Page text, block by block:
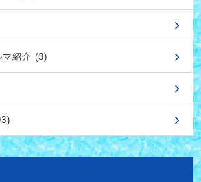
マ紹介 (3)